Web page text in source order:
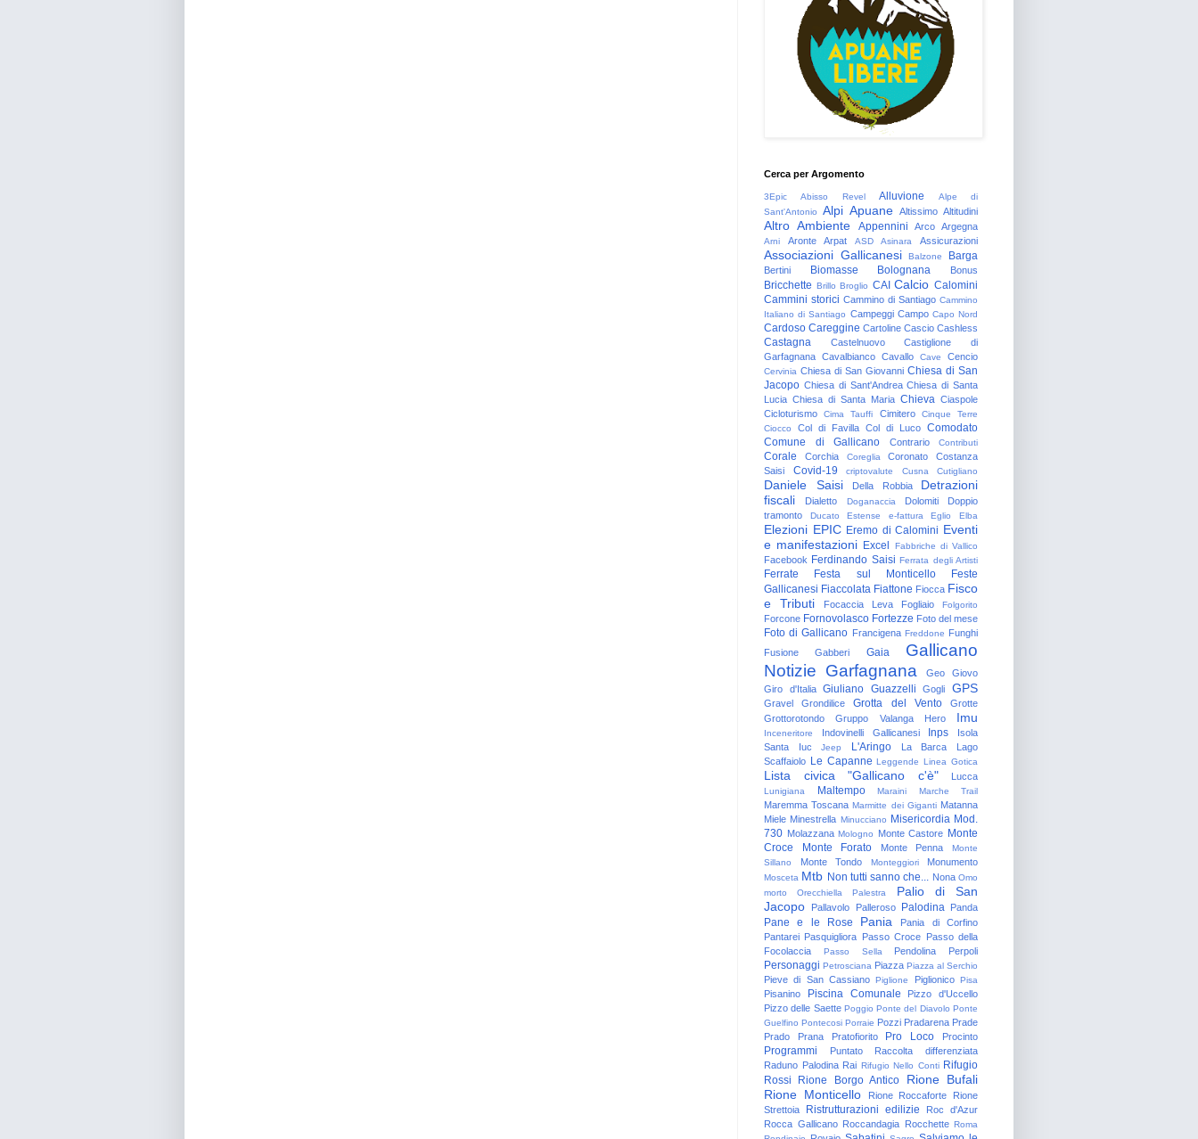
Cerca per Argomento
3Epic Abisso Revel Alluvione
Alpe di
Sant'Antonio
Alpi Apuane Altissimo Altitudini
Altro Ambiente Appennini Arco Argegna
Arni Aronte Arpat ASD Asinara Assicurazioni
Associazioni Gallicanesi Balzone Barga
Bertini Biomasse Bolognana Bonus
Bricchette Brillo Broglio CAI Calcio Calomini
Cammini storici Cammino di Santiago Cammino
Italiano di Santiago Campeggi Campo Capo Nord
Cardoso Careggine Cartoline Cascio Cashless
Castagna Castelnuovo
Castiglione di
Garfagnana Cavalbianco Cavallo Cave Cencio
Cervinia Chiesa di San Giovanni Chiesa di San
Jacopo Chiesa di Sant'Andrea Chiesa di Santa
Lucia Chiesa di Santa Maria Chieva Ciaspole
Cicloturismo
Cima Tauffi Cimitero
Cinque Terre
Ciocco
Col di Favilla Col di Luco Comodato
Comune di Gallicano
Contrario Contributi
Corale Corchia Coreglia Coronato
Costanza
Saisi
Covid-19 criptovalute Cusna Cutigliano
Daniele Saisi Della Robbia
Detrazioni
fiscali
Dialetto Doganaccia Dolomiti
Doppio
tramonto
Ducato Estense e-fattura Eglio Elba
Elezioni EPIC Eremo di Calomini Eventi
e manifestazioni Excel Fabbriche di Vallico
Facebook Ferdinando Saisi Ferrata degli Artisti
Ferrate Festa sul Monticello
Feste
Gallicanesi Fiaccolata Fiattone Fiocca Fisco
e Tributi
Focaccia Leva Fogliaio Folgorito
Forcone Fornovolasco Fortezze Foto del mese
Foto di Gallicano Francigena Freddone Funghi
Fusione
Gabberi Gaia
Gallicano
Notizie Garfagnana Geo
Giovo
Giro d'Italia
Giuliano Guazzelli Gogli GPS
Gravel Grondilice Grotta del Vento
Grotte
Grottorotondo
Gruppo Valanga Hero Imu
Inceneritore Indovinelli Gallicanesi Inps
Isola
Santa
Iuc Jeep L'Aringo La Barca
Lago
Scaffaiolo Le Capanne Leggende Linea Gotica
Lista civica "Gallicano c'è" Lucca
Lunigiana Maltempo Maraini Marche Trail
Maremma Toscana Marmitte dei Giganti Matanna
Miele Minestrella Minucciano Misericordia Mod.
730 Molazzana Mologno Monte Castore Monte
Croce
Monte Forato Monte Penna
Monte
Sillano
Monte Tondo Monteggiori Monumento
Mosceta Mtb Non tutti sanno che... Nona Omo
morto
Orecchiella Palestra
Palio di San
Jacopo
Pallavolo Palleroso Palodina Panda
Pane e le Rose Pania
Pania di Corfino
Pantarei Pasquigliora Passo Croce Passo della
Focolaccia
Passo Sella Pendolina Perpoli
Personaggi Petrosciana Piazza Piazza al Serchio
Pieve di San Cassiano Piglione Piglionico Pisa
Pisanino Piscina Comunale
Pizzo d'Uccello
Pizzo delle Saette Poggio Ponte del Diavolo Ponte
Guelfino Pontecosi Porraie Pozzi Pradarena Prade
Prado
Prana Pratofiorito Pro Loco Procinto
Programmi Puntato
Raccolta differenziata
Raduno Palodina Rai Rifugio Nello Conti Rifugio
Rossi
Rione Borgo Antico
Rione Bufali
Rione Monticello
Rione Roccaforte
Rione
Strettoia
Ristrutturazioni edilizie
Roc d'Azur
Rocca Gallicano Roccandagia Rocchette Roma